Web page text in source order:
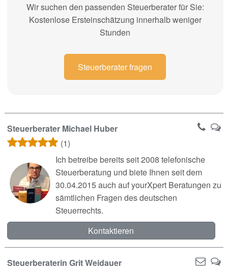
Wir suchen den passenden Steuerberater für Sie:
Kostenlose Ersteinschätzung innerhalb weniger
Stunden
Steuerberater fragen
Steuerberater Michael Huber
(1)
Ich betreibe bereits seit 2008 telefonische
Steuerberatung und biete Ihnen seit dem
30.04.2015 auch auf yourXpert Beratungen zu
sämtlichen Fragen des deutschen
Steuerrechts.
Kontaktieren
Steuerberaterin Grit Weidauer